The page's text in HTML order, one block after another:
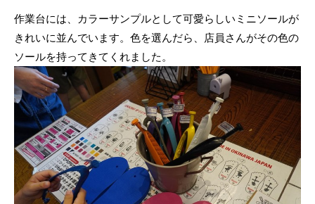
作業台には、カラーサンプルとして可愛らしいミニソールが
きれいに並んでいます。色を選んだら、店員さんがその色の
ソールを持ってきてくれました。